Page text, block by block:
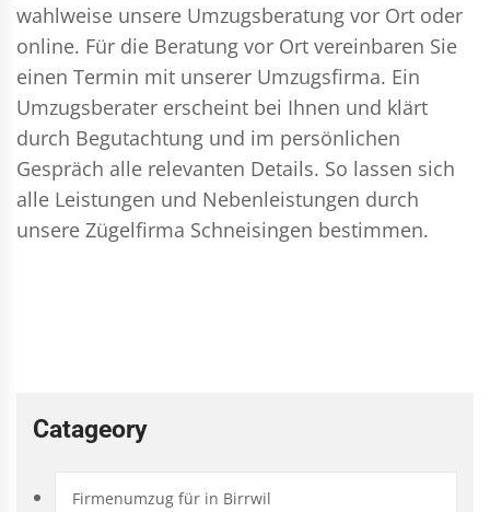
wahlweise unsere Umzugsberatung vor Ort oder
online. Für die Beratung vor Ort vereinbaren Sie
einen Termin mit unserer Umzugsfirma. Ein
Umzugsberater erscheint bei Ihnen und klärt
durch Begutachtung und im persönlichen
Gespräch alle relevanten Details. So lassen sich
alle Leistungen und Nebenleistungen durch
unsere Zügelfirma Schneisingen bestimmen.
Catageory
Firmenumzug für in Birrwil